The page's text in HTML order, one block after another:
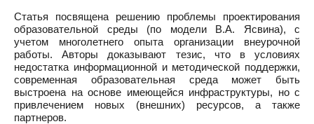
Статья посвящена решению проблемы проектирования
образовательной среды (по модели В.А. Ясвина), с
учетом многолетнего опыта организации внеурочной
работы. Авторы доказывают тезис, что в условиях
недостатка информационной и методической поддержки,
современная образовательная среда может быть
выстроена на основе имеющейся инфраструктуры, но с
привлечением новых (внешних) ресурсов, а также
партнеров.